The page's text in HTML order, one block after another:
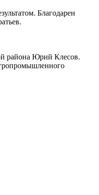
Благодарен
района Юрий Клесов.